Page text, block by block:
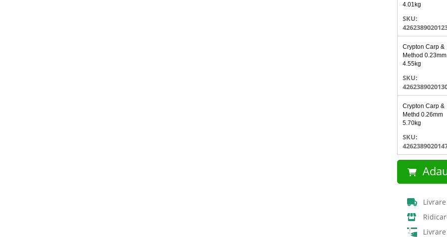
4.01kg
SKU:
Crypton Carp &
Method 0.23mm
4.55kg
SKU:
Crypton Carp &
Methd 0.26mm
5.70kg
SKU:
Livrare